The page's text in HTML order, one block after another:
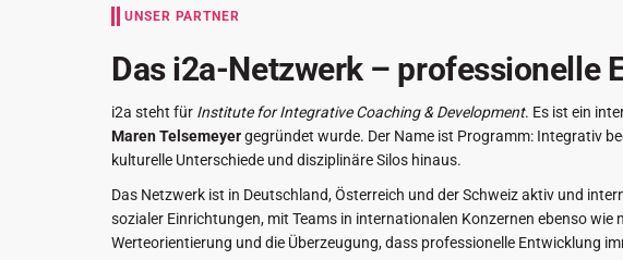
UNSER PARTNER
Das i2a-Netzwerk – professionelle
i2a steht für Institute for Integrative Coaching & Development. Es ist ein
Maren Telsemeyergegründet wurde. Der Name ist Programm: Integrativ
kulturelle Unterschiede und disziplinäre Silos hinaus.
Das Netzwerk ist in Deutschland, Österreich und der Schweiz aktiv und
sozialer Einrichtungen, mit Teams in internationalen Konzernen ebenso
Werteorientierung und die Überzeugung, dass professionelle Entwicklung